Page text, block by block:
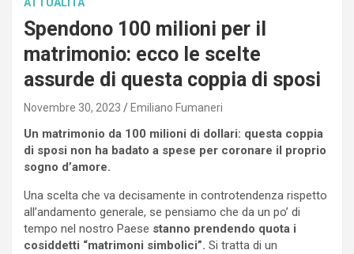
ATTUALITÀ
Spendono 100 milioni per il
matrimonio: ecco le scelte
assurde di questa coppia di sposi
Novembre 30, 2023 Emiliano Fumaneri
Un matrimonio da 100 milioni di dollari: questa coppia
di sposi non ha badato a spese per coronare il proprio
sogno d’amore.
Una scelta che va decisamente in controtendenza rispetto
all’andamento generale, se pensiamo che da un po’ di
tempo nel nostro Paese stanno prendendo quota i
cosiddetti “matrimoni simbolici”. Si tratta di un